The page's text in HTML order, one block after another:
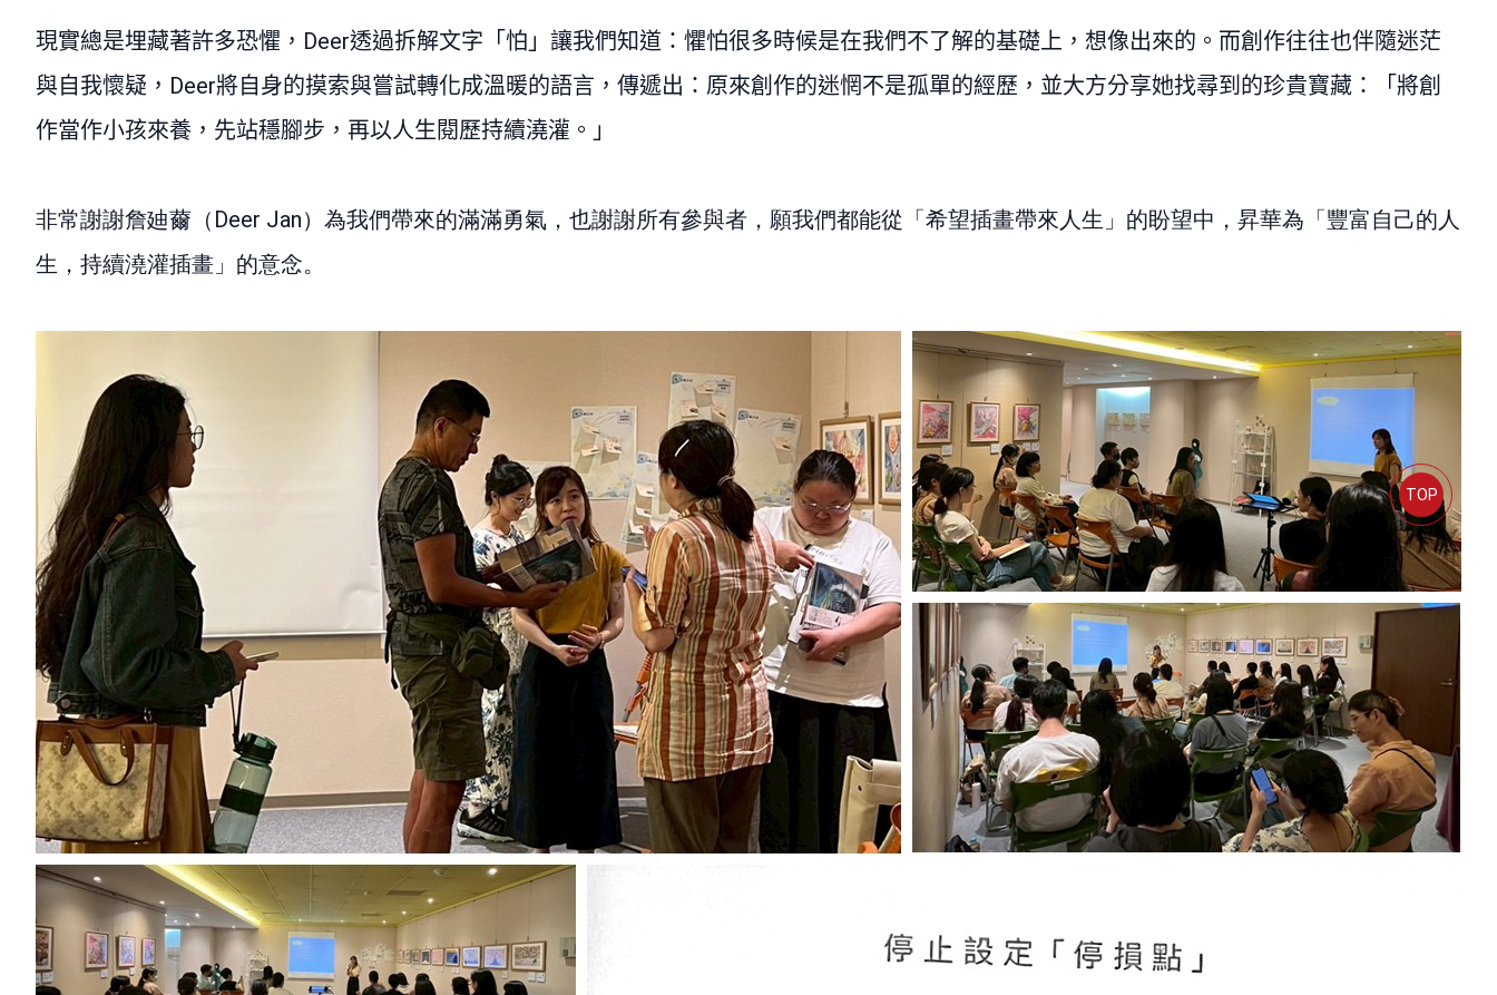
現實總是埋藏著許多恐懼，Deer透過拆解文字「怕」讓我們知道：懼怕很多時候是在我們不了解的基礎上，想像出來的。而創作往往也伴隨迷茫
與自我懷疑， Deer將自身的摸索與嘗試轉化成溫暖的語言，傳遞出：原來創作的迷惘不是孤單的經歷，並大方分享她找尋到的珍貴寶藏：「將創
作當作小孩來養，先站穩腳步，再以人生閱歷持續澆灌。」
非常謝謝詹廸薾（Deer Jan）為我們帶來的滿滿勇氣，也謝謝所有參與者，願我們都能從「希望插畫帶來人生」的盼望中，昇華為「豐富自己的人
生，持續澆灌插畫」的意念。
TOP